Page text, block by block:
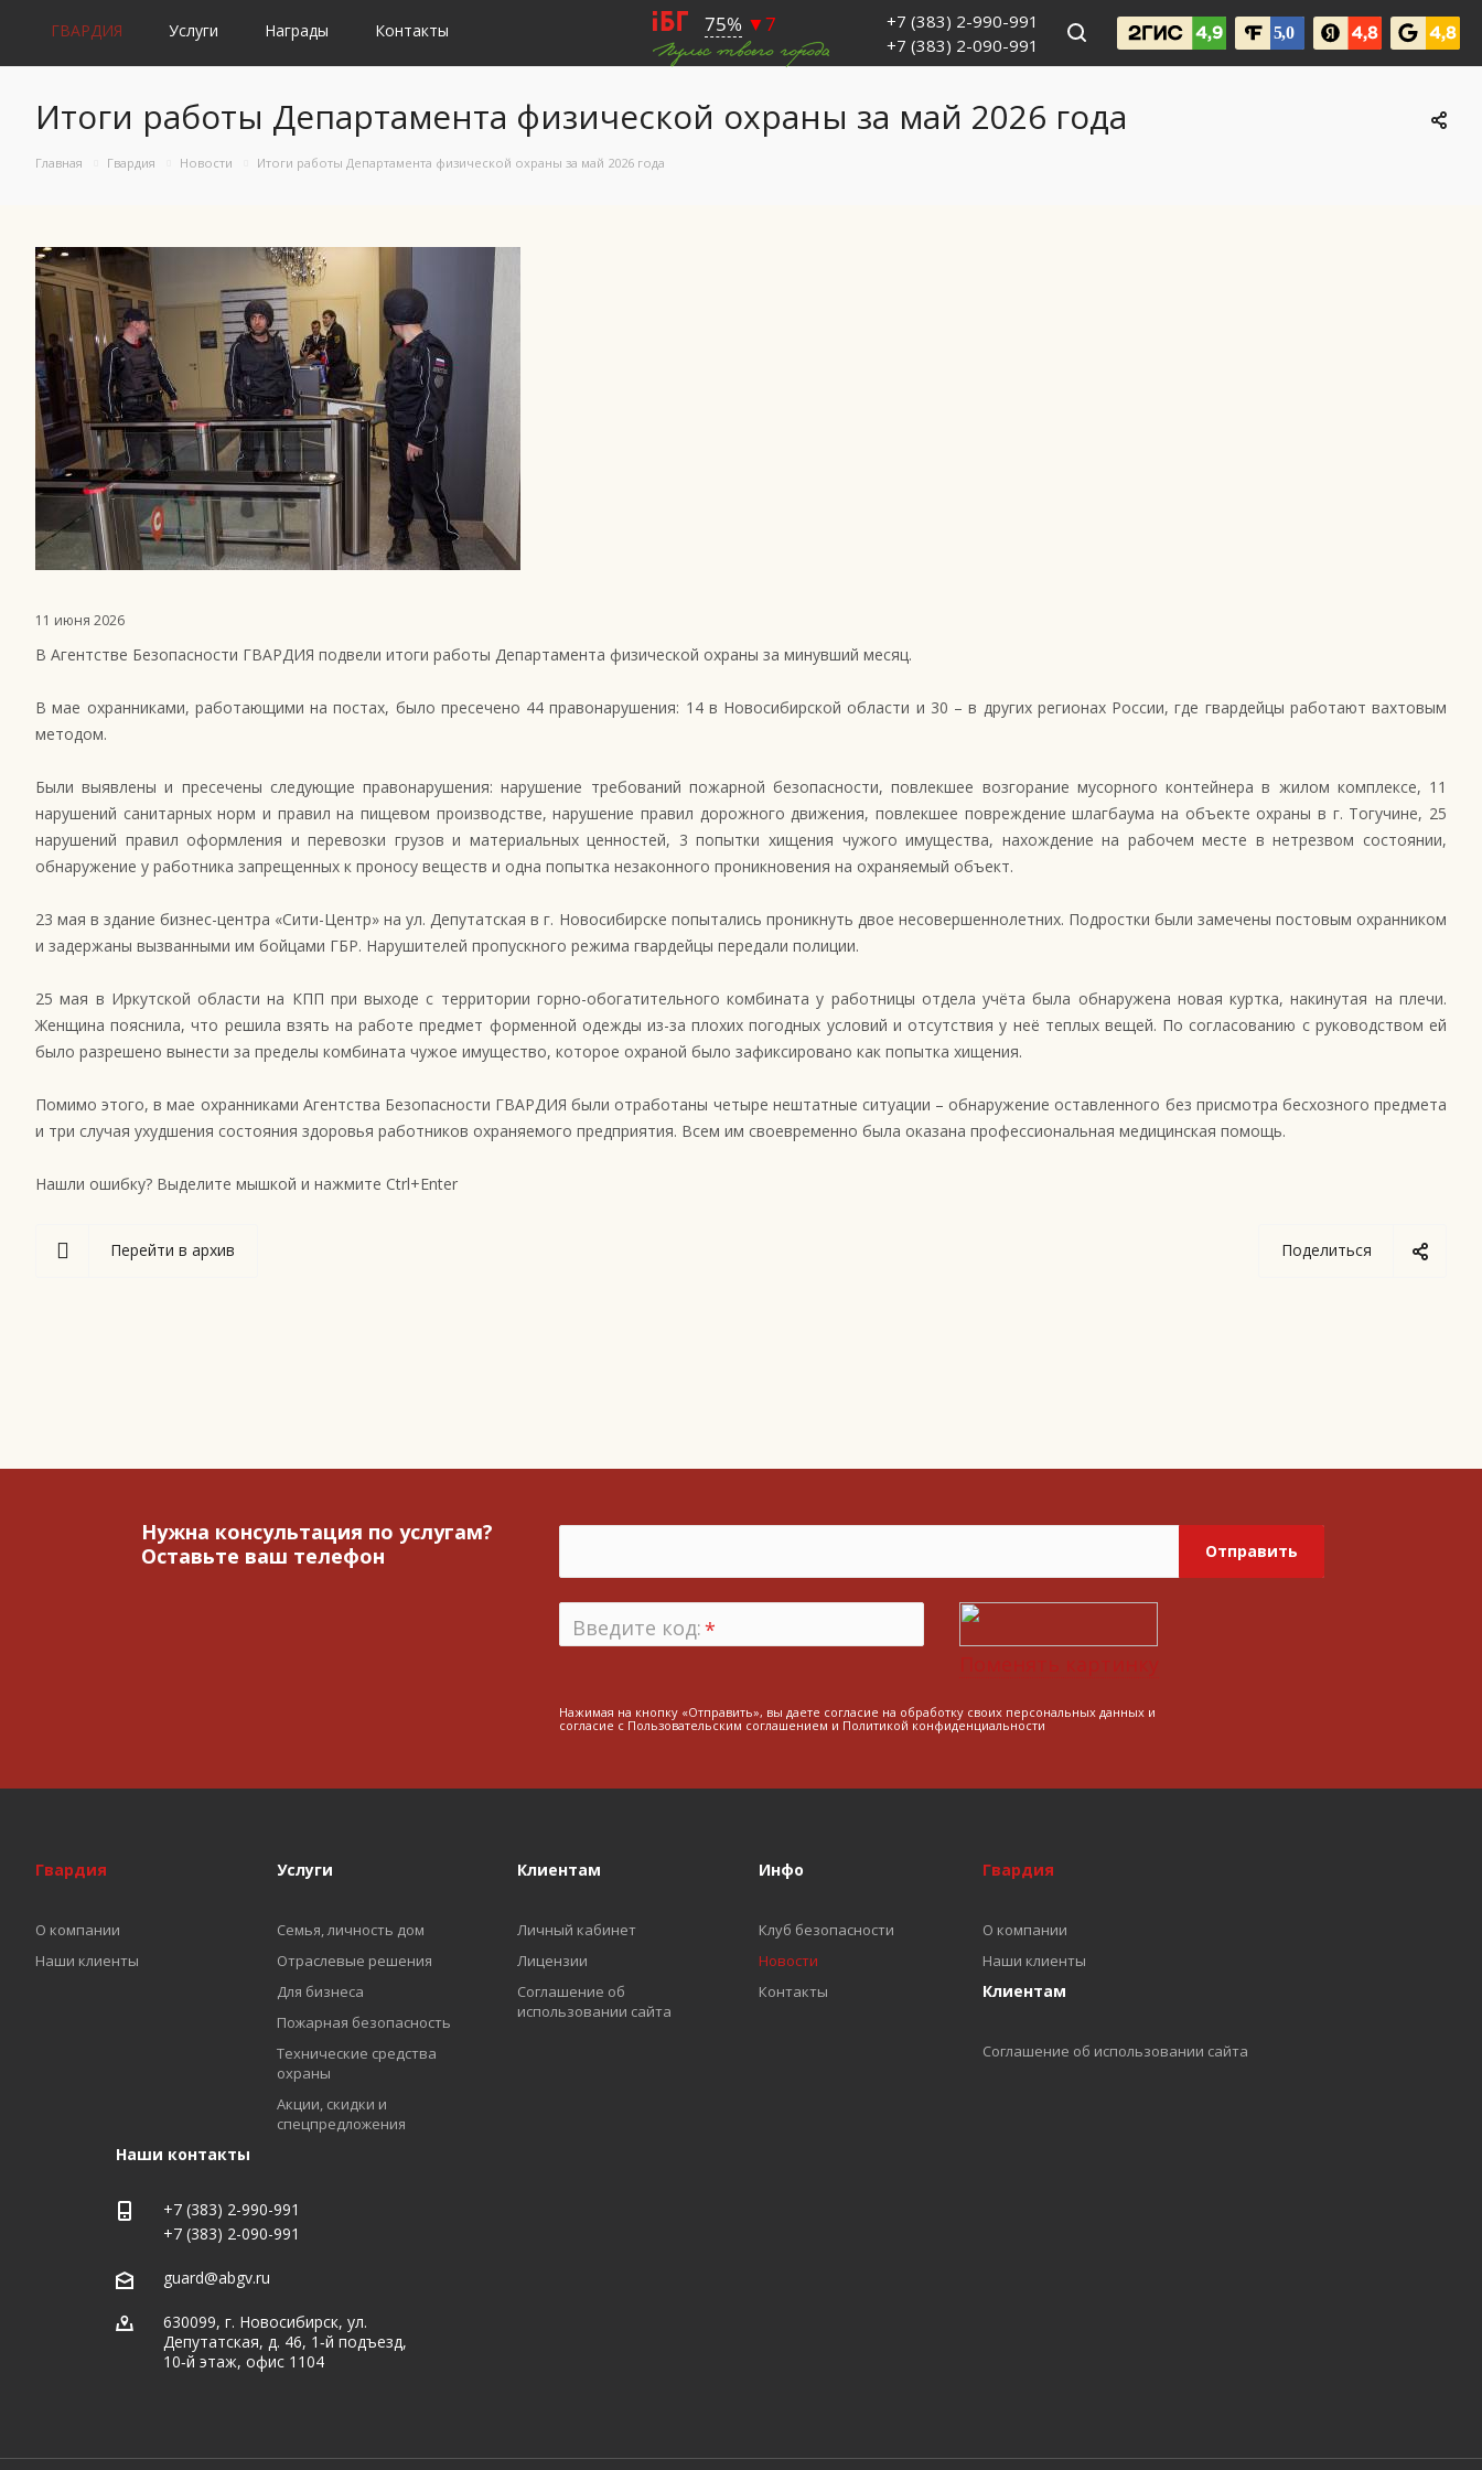
ГВАРДИЯ Услуги Награды Контакты
+7 (383) 2-990-991
+7 (383) 2-090-991
Итоги работы Департамента физической охраны за май 2026 года
Главная Гвардия Новости Итоги работы Департамента физической охраны за май 2026 года
11 июня 2026
В Агентстве Безопасности ГВАРДИЯ подвели итоги работы Департамента физической охраны за минувший месяц.
В мае охранниками, работающими на постах, было пресечено 44 правонарушения: 14 в Новосибирской области и 30 – в других регионах России, где гвардейцы работают вахтовым
методом.
Были выявлены и пресечены следующие правонарушения: нарушение требований пожарной безопасности, повлекшее возгорание мусорного контейнера в жилом комплексе, 11
нарушений санитарных норм и правил на пищевом производстве, нарушение правил дорожного движения, повлекшее повреждение шлагбаума на объекте охраны в г. Тогучине, 25
нарушений правил оформления и перевозки грузов и материальных ценностей, 3 попытки хищения чужого имущества, нахождение на рабочем месте в нетрезвом состоянии,
обнаружение у работника запрещенных к проносу веществ и одна попытка незаконного проникновения на охраняемый объект.
23 мая в здание бизнес-центра «Сити-Центр» на ул. Депутатская в г. Новосибирске попытались проникнуть двое несовершеннолетних. Подростки были замечены постовым охранником
и задержаны вызванными им бойцами ГБР. Нарушителей пропускного режима гвардейцы передали полиции.
25 мая в Иркутской области на КПП при выходе с территории горно-обогатительного комбината у работницы отдела учёта была обнаружена новая куртка, накинутая на плечи.
Женщина пояснила, что решила взять на работе предмет форменной одежды из-за плохих погодных условий и отсутствия у неё теплых вещей. По согласованию с руководством ей
было разрешено вынести за пределы комбината чужое имущество, которое охраной было зафиксировано как попытка хищения.
Помимо этого, в мае охранниками Агентства Безопасности ГВАРДИЯ были отработаны четыре нештатные ситуации – обнаружение оставленного без присмотра бесхозного предмета
и три случая ухудшения состояния здоровья работников охраняемого предприятия. Всем им своевременно была оказана профессиональная медицинская помощь.
Нашли ошибку? Выделите мышкой и нажмите Ctrl+Enter
Поделиться
Перейти в архив
Нужна консультация по услугам?
Оставьте ваш телефон
Отправить
Введите код:*
Поменять картинку
Нажимая на кнопку «Отправить», вы даете согласие на обработку своих персональных данных и
согласие с Пользовательским соглашением и Политикой конфиденциальности
Гвардия
О компании
Наши клиенты
Услуги
Семья, личность дом
Отраслевые решения
Для бизнеса
Пожарная безопасность
Технические средства
охраны
Акции, скидки и
спецпредложения
Клиентам
Личный кабинет
Лицензии
Соглашение об
использовании сайта
Инфо
Клуб безопасности
Новости
Контакты
Гвардия
О компании
Наши клиенты
Клиентам
Соглашение об использовании сайта
Наши контакты
+7 (383) 2-990-991
+7 (383) 2-090-991
guard@abgv.ru
630099, г. Новосибирск, ул.
Депутатская, д. 46, 1‑й подъезд,
10‑й этаж, офис 1104